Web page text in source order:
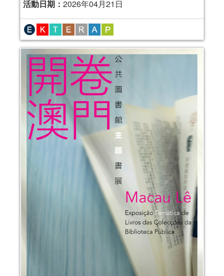
活動日期： 2026年04月21日